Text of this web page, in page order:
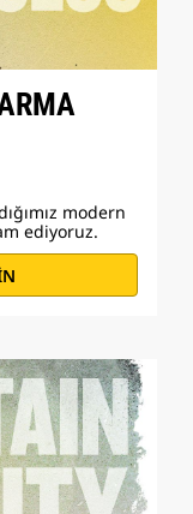
modern
ediyoruz.